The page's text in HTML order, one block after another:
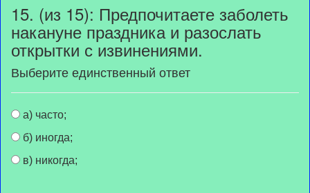
15. (из 15): Предпочитаете заболеть
накануне праздника и разослать
открытки с извинениями.
Выберите единственный ответ
а) часто;
б) иногда;
в) никогда;